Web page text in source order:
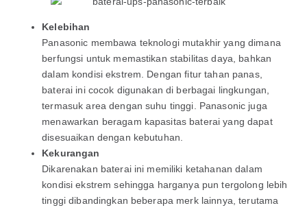
Kelebihan
Panasonic membawa teknologi mutakhir yang dimana
berfungsi untuk memastikan stabilitas daya, bahkan
dalam kondisi ekstrem. Dengan fitur tahan panas,
baterai ini cocok digunakan di berbagai lingkungan,
termasuk area dengan suhu tinggi. Panasonic juga
menawarkan beragam kapasitas baterai yang dapat
disesuaikan dengan kebutuhan.
Kekurangan
Dikarenakan baterai ini memiliki ketahanan dalam
kondisi ekstrem sehingga harganya pun tergolong lebih
tinggi dibandingkan beberapa merk lainnya, terutama